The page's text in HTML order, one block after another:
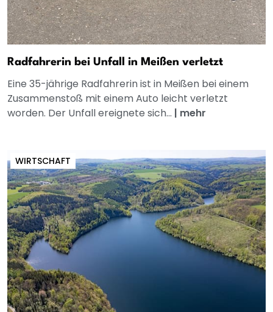
Radfahrerin bei Unfall in Meißen verletzt
Eine 35-jährige Radfahrerin ist in Meißen bei einem
Zusammenstoß mit einem Auto leicht verletzt
worden. Der Unfall ereignete sich... | mehr
WIRTSCHAFT